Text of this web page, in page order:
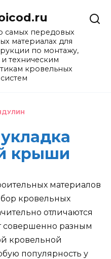
самых передовых
материалах для
по монтажу,
техническим
кровельных
систем
крыши
материалов
кровельных
отличаются
совершенно разным
кровельной
популярность у